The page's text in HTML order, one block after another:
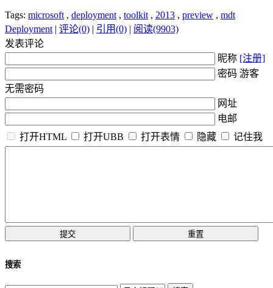
Tags: microsoft, deployment, toolkit, 2013 , preview , mdt
Deployment| 评论(0) | 引用(0) | 阅读(9903)
发表评论
昵称 [注册]
密码 游客
无需密码
网址
电邮
打开HTML
打开UBB 打开表情 隐藏 记住我
搜索